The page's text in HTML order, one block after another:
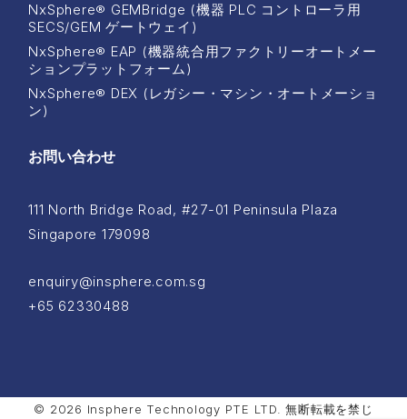
NxSphere® GEMBridge (機器 PLC コントローラ用
SECS/GEM ゲートウェイ)
NxSphere® EAP (機器統合用ファクトリーオートメー
ションプラットフォーム)
NxSphere® DEX (レガシー・マシン・オートメーショ
ン)
お問い合わせ
111 North Bridge Road, #27-01 Peninsula Plaza
Singapore 179098
enquiry@insphere.com.sg
+65 62330488
© 2026 Insphere Technology PTE LTD. 無断転載を禁じ